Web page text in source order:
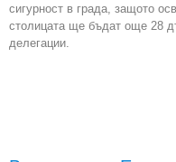
сигурност в града, защото
столицата ще бъдат още 28
делегации.